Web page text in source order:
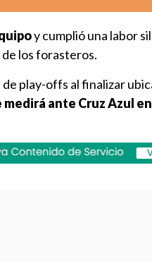
y cumplió una labor
los forasteros.
play-offs al finalizar
medirá ante Cruz Azul